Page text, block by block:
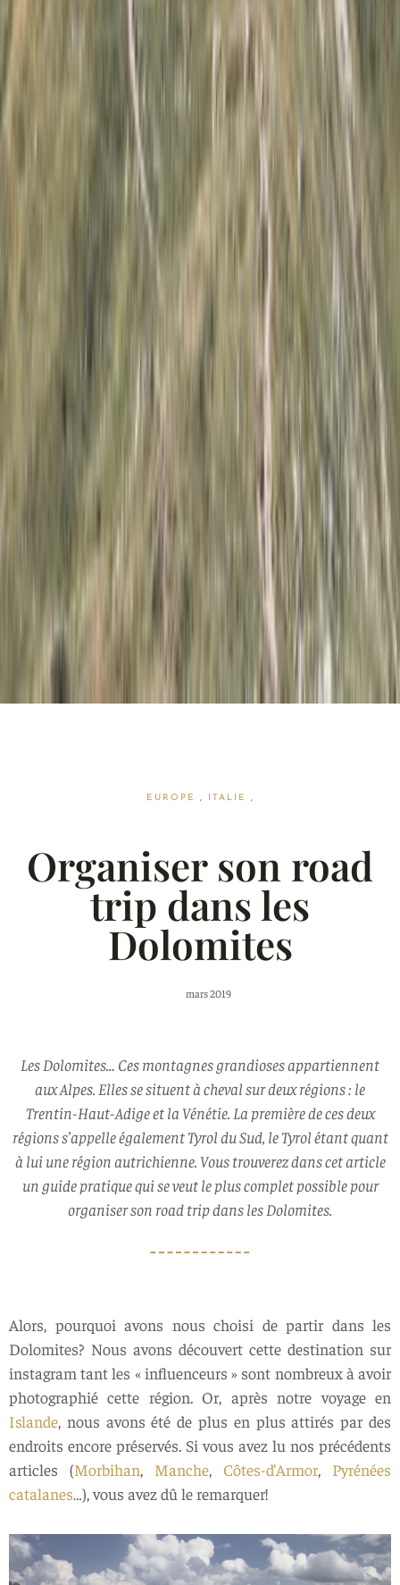
EUROPE , ITALIE ,
Organiser son road
trip dans les
Dolomites
mars 2019
Les Dolomites… Ces montagnes grandioses appartiennent
aux Alpes. Elles se situent à cheval sur deux régions : le
Trentin-Haut-Adige et la Vénétie. La première de ces deux
régions s’appelle également Tyrol du Sud, le Tyrol étant quant
à lui une région autrichienne. Vous trouverez dans cet article
un guide pratique qui se veut le plus complet possible pour
organiser son road trip dans les Dolomites.
Alors, pourquoi avons nous choisi de partir dans les
Dolomites? Nous avons découvert cette destination sur
instagram tant les « influenceurs » sont nombreux à avoir
photographié cette région. Or, après notre voyage en
Islande, nous avons été de plus en plus attirés par des
endroits encore préservés. Si vous avez lu nos précédents
articles (Morbihan, Manche, Côtes-d’Armor, Pyrénées
catalanes…), vous avez dû le remarquer!